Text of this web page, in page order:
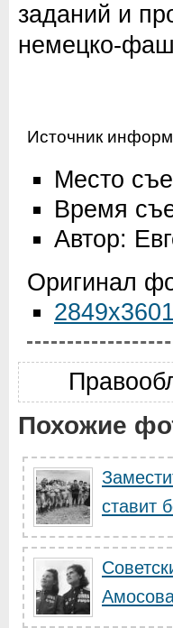
заданий и
немецко-
Источник
Место
Время
Автор:
Оригинал
2849x3601
Похожие
ставит